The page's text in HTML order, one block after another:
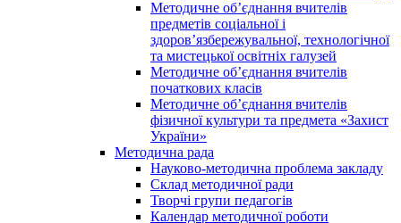
Методичне об’єднання вчителів
предметів соціальної і
здоров’язбережувальної, технологічної
та мистецької освітніх галузей
Методичне об’єднання вчителів
початкових класів
Методичне об’єднання вчителів
фізичної культури та предмета «Захист
України»
Методична рада
Науково-методична проблема закладу
Склад методичної ради
Творчі групи педагогів
Календар методичної роботи